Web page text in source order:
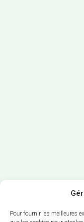
Pour fournir les meilleures